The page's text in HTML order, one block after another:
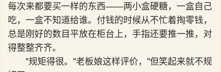
每次来都要买一样的东西——两小盒硬糖，一盒自己
吃，一盒不知道给谁。付钱的时候从不忙着掏零钱，
总是刚好的数目平放在柜台上，手指还要推一推，对
得整整齐齐。
"规矩得很。"老板娘这样评价，"但笑起来就不规